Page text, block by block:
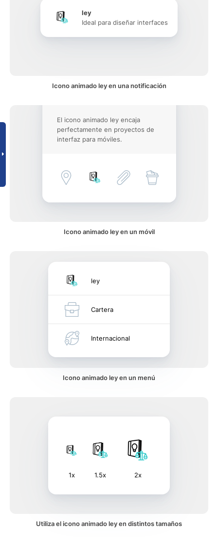
ley
Ideal para diseñar interfaces
Icono animado ley en una notificación
El icono animado ley encaja
perfectamente en proyectos de
interfaz para móviles.
Icono animado ley en un móvil
ley
Cartera
Internacional
Icono animado ley en un menú
1x 1.5x 2x
Utiliza el icono animado ley en distintos tamaños